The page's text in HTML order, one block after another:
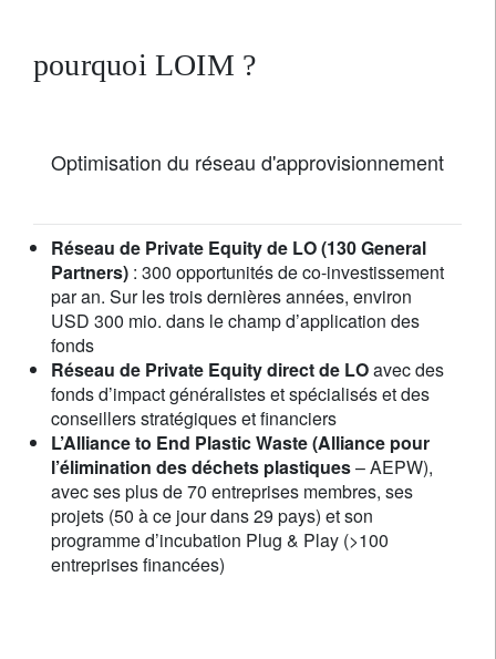
pourquoi LOIM ?
Optimisation du réseau d'approvisionnement
Réseau de Private Equity de LO (130 General
Partners) : 300 opportunités de co-investissement
par an. Sur les trois dernières années, environ
USD 300 mio. dans le champ d’application des
fonds
Réseau de Private Equity direct de LOavec des
fonds d’impact généralistes et spécialisés et des
conseillers stratégiques et financiers
L’Alliance to End Plastic Waste (Alliance pour
l’élimination des déchets plastiques– AEPW),
avec ses plus de 70 entreprises membres, ses
projets (50 à ce jour dans 29 pays) et son
programme d’incubation Plug & Play (>100
entreprises financées)